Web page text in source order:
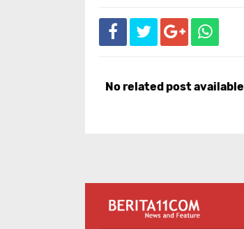
No related post available